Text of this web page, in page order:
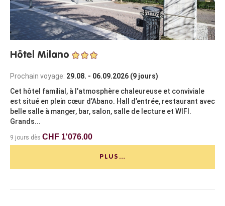
Hôtel Milano
Prochain voyage: 29.08. - 06.09.2026 (9 jours)
Cet hôtel familial, à l’atmosphère chaleureuse et conviviale
est situé en plein cœur d’Abano. Hall d’entrée, restaurant avec
belle salle à manger, bar, salon, salle de lecture et WIFI.
Grands...
9 jours dès CHF 1'076.00
PLUS…